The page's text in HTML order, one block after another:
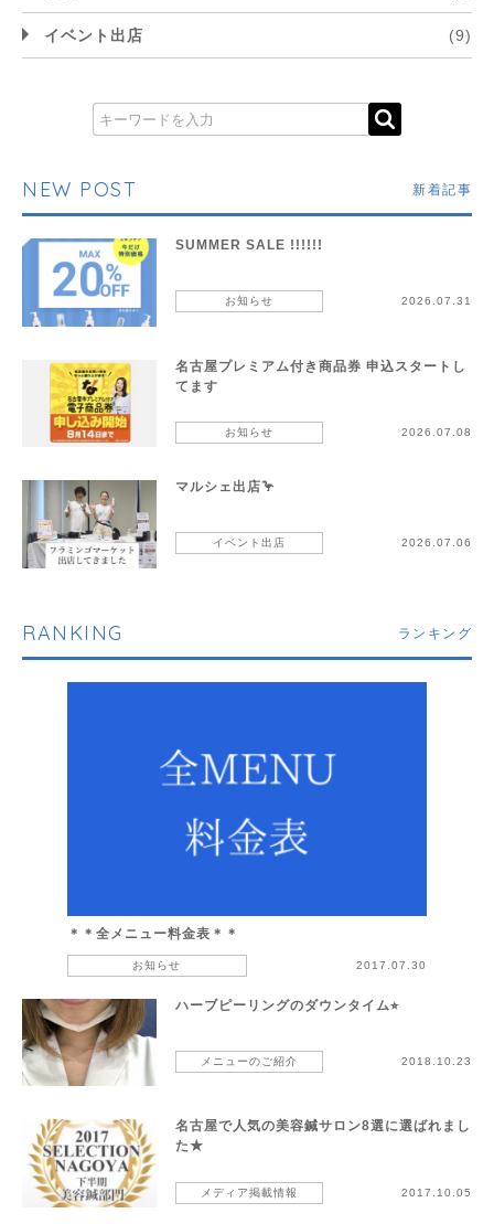
イベント出店 (9)
NEW POST 新着記事
SUMMER SALE !!!!!!
お知らせ 2026.07.31
名古屋プレミアム付き商品券 申込スタートし
てます
お知らせ 2026.07.08
マルシェ出店🦩
イベント出店 2026.07.06
RANKING ランキング
＊＊全メニュー料金表＊＊
お知らせ 2017.07.30
ハーブピーリングのダウンタイム⭐︎
メニューのご紹介 2018.10.23
名古屋で人気の美容鍼サロン8選に選ばれまし
た★
メディア掲載情報 2017.10.05